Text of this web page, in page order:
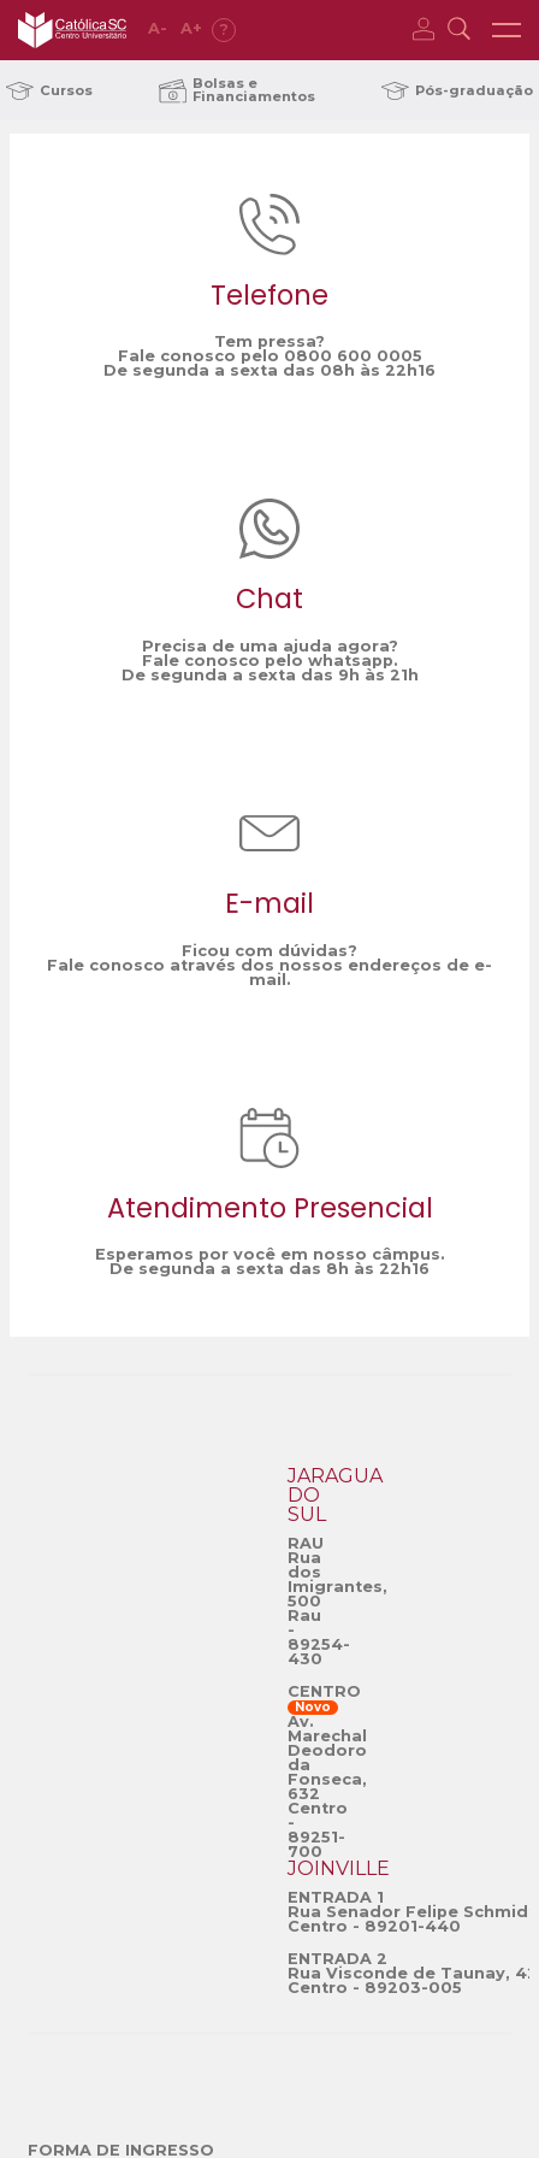
A- A+ ?
Cursos Bolsas e
Financiamentos Pós-graduação
Telefone
Tem pressa?
Fale conosco pelo 0800 600 0005
De segunda a sexta das 08h às 22h16
Chat
Precisa de uma ajuda agora?
Fale conosco pelo whatsapp.
De segunda a sexta das 9h às 21h
E-mail
Ficou com dúvidas?
Fale conosco através dos nossos endereços de e-
mail.
Atendimento Presencial
Esperamos por você em nosso câmpus.
De segunda a sexta das 8h às 22h16
JARAGUÁ
DO
SUL
RAU
Rua
dos
Imigrantes,
500
Rau
-
89254-
430
CENTRO
Novo
Av.
Marechal
Deodoro
da
Fonseca,
632
Centro
-
89251-
700
JOINVILLE
ENTRADA 1
Rua Senador Felipe
Centro - 89201-440
ENTRADA 2
Rua Visconde de Taunay,
Centro - 89203-005
FORMA DE INGRESSO